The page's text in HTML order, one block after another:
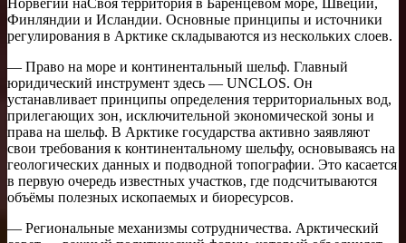
Финляндии и Исландии. Основные принципы и источники
регулирования в Арктике складываются из нескольких слоев.
— Право на море и континентальный шельф. Главный
юридический инструмент здесь — UNCLOS. Он
устанавливает принципы определения территориальных вод,
прилегающих зон, исключительной экономической зоны и
права на шельф. В Арктике государства активно заявляют
свои требования к континентальному шельфу, основываясь на
геологических данных и подводной топографии. Это касается
в первую очередь известных участков, где подсчитываются
объёмы полезных ископаемых и биоресурсов.
— Региональные механизмы сотрудничества. Арктический